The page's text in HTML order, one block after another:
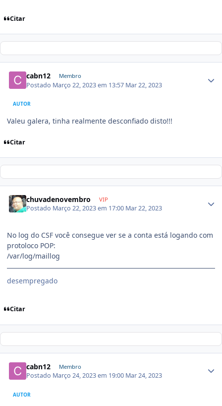
Citar
cabn12 Membro
Postado Março 22, 2023 em 13:57 Mar 22, 2023
AUTOR
Valeu galera, tinha realmente desconfiado disto!!!
Citar
chuvadenovembro VIP
Postado Março 22, 2023 em 17:00 Mar 22, 2023
No log do CSF você consegue ver se a conta está logando com
protoloco POP:
/var/log/maillog
desempregado
Citar
cabn12 Membro
Postado Março 24, 2023 em 19:00 Mar 24, 2023
AUTOR